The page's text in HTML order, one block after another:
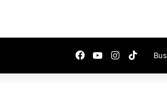
Facebook
YouTubeInstagram
TikTok